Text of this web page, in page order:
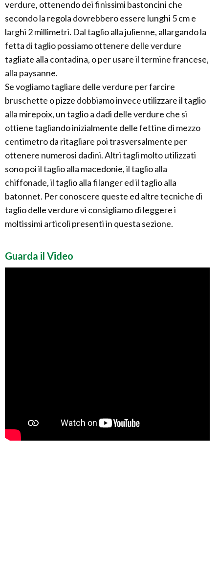
verdure, ottenendo dei finissimi bastoncini che
secondo la regola dovrebbero essere lunghi 5 cm e
larghi 2 millimetri. Dal taglio alla julienne, allargando la
fetta di taglio possiamo ottenere delle verdure
tagliate alla contadina, o per usare il termine francese,
alla paysanne.
Se vogliamo tagliare delle verdure per farcire
bruschette o pizze dobbiamo invece utilizzare il taglio
alla mirepoix, un taglio a dadi delle verdure che si
ottiene tagliando inizialmente delle fettine di mezzo
centimetro da ritagliare poi trasversalmente per
ottenere numerosi dadini. Altri tagli molto utilizzati
sono poi il taglio alla macedonie, il taglio alla
chiffonade, il taglio alla filanger ed il taglio alla
batonnet. Per conoscere queste ed altre tecniche di
taglio delle verdure vi consigliamo di leggere i
moltissimi articoli presenti in questa sezione.
Guarda il Video